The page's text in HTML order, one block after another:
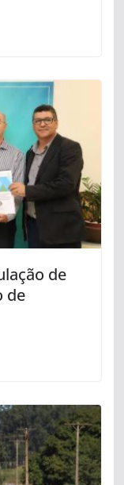
de
de